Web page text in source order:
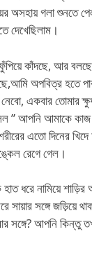
অসহায় গলা
দেখেছিলাম।
ফুঁপিয়ে কাঁদছে, আর
অপবিত্র
একবার তোমার
” আপনি আমাকে
এতো দিনের
রেগে গেল।
হাত ধরে নামিয়ে
সঙ্গে জড়িয়ে
সঙ্গে? আপনি কিন্তু